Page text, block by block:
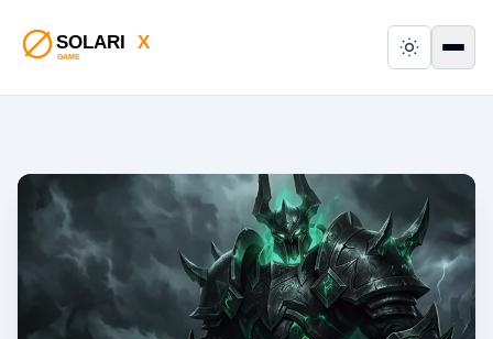
Switch to